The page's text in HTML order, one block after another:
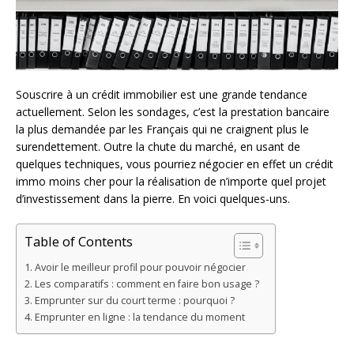
Souscrire à un crédit immobilier est une grande tendance
actuellement. Selon les sondages, c’est la prestation bancaire
la plus demandée par les Français qui ne craignent plus le
surendettement. Outre la chute du marché, en usant de
quelques techniques, vous pourriez négocier en effet un crédit
immo moins cher pour la réalisation de n’importe quel projet
d’investissement dans la pierre. En voici quelques-uns.
Table of Contents
Avoir le meilleur profil pour pouvoir négocier
Les comparatifs : comment en faire bon usage ?
Emprunter sur du court terme : pourquoi ?
Emprunter en ligne : la tendance du moment